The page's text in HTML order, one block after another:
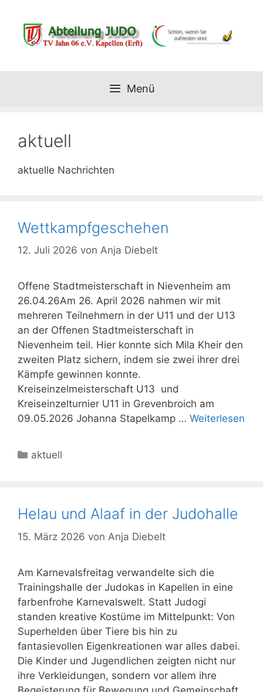
Inhalt
springen
Menü
aktuell
aktuelle Nachrichten
Wettkampfgeschehen
12. Juli 2026 von Anja Diebelt
Offene Stadtmeisterschaft in Nievenheim am
26.04.26Am 26. April 2026 nahmen wir mit
mehreren Teilnehmern in der U11 und der U13
an der Offenen Stadtmeisterschaft in
Nievenheim teil. Hier konnte sich Mila Kheir den
zweiten Platz sichern, indem sie zwei ihrer drei
Kämpfe gewinnen konnte.
Kreiseinzelmeisterschaft U13 und
Kreiseinzelturnier U11 in Grevenbroich am
09.05.2026 Johanna Stapelkamp … Weiterlesen
Kategorien
aktuell
Helau und Alaaf in der Judohalle
15. März 2026 von Anja Diebelt
Am Karnevalsfreitag verwandelte sich die
Trainingshalle der Judokas in Kapellen in eine
farbenfrohe Karnevalswelt. Statt Judogi
standen kreative Kostüme im Mittelpunkt: Von
Superhelden über Tiere bis hin zu
fantasievollen Eigenkreationen war alles dabei.
Die Kinder und Jugendlichen zeigten nicht nur
ihre Verkleidungen, sondern vor allem ihre